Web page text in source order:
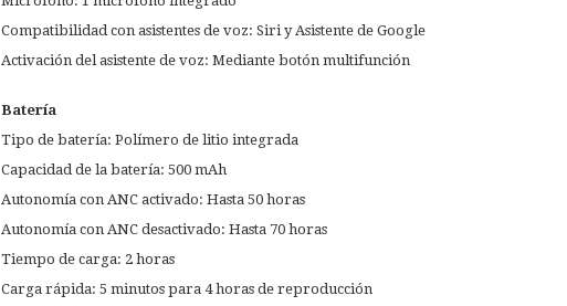
Compatibilidad con asistentes de voz: Siri y Asistente de Google
Activación del asistente de voz: Mediante botón multifunción
Batería
Tipo de batería: Polímero de litio integrada
Capacidad de la batería: 500 mAh
Autonomía con ANC activado: Hasta 50 horas
Autonomía con ANC desactivado: Hasta 70 horas
Tiempo de carga: 2 horas
Carga rápida: 5 minutos para 4 horas de reproducción